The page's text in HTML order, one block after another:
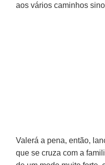
aos vários caminhos
Valerá a pena, então,
que se cruza com a